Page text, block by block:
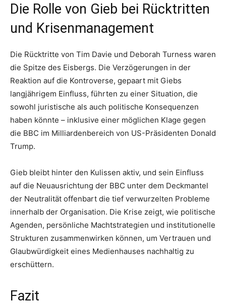
Die Rolle von Gieb bei Rücktritten
und Krisenmanagement
Die Rücktritte von Tim Davie und Deborah Turness waren
die Spitze des Eisbergs. Die Verzögerungen in der
Reaktion auf die Kontroverse, gepaart mit Giebs
langjährigem Einfluss, führten zu einer Situation, die
sowohl juristische als auch politische Konsequenzen
haben könnte – inklusive einer möglichen Klage gegen
die BBC im Milliardenbereich von US-Präsidenten Donald
Trump.
Gieb bleibt hinter den Kulissen aktiv, und sein Einfluss
auf die Neuausrichtung der BBC unter dem Deckmantel
der Neutralität offenbart die tief verwurzelten Probleme
innerhalb der Organisation. Die Krise zeigt, wie politische
Agenden, persönliche Machtstrategien und institutionelle
Strukturen zusammenwirken können, um Vertrauen und
Glaubwürdigkeit eines Medienhauses nachhaltig zu
erschüttern.
Fazit